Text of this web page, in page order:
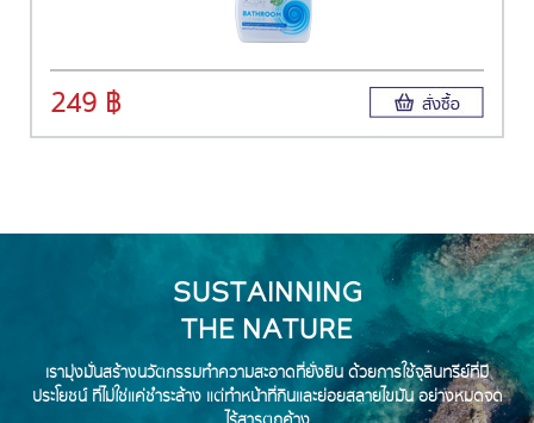
249 ฿
SUSTAINNING
THE NATURE
เรามุ่งมั่นสร้างนวัตกรรมทำความสะอาดที่ยั่งยืน ด้วยการใช้จุลินทรีย์ที่มี
ประโยชน์ที่ไม่ใช่แค่ชำระล้าง แต่ทำหน้าที่กินและย่อยสลายไขมัน อย่างหมดจด